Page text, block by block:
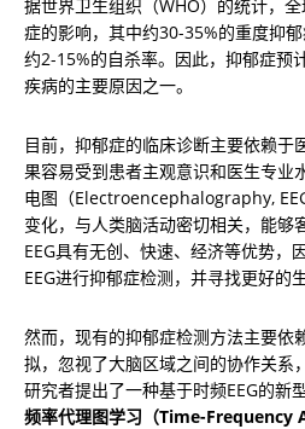
据世界卫生组织（WHO）的统计，
症的影响，其中约30-35%的重度抑
约2-15%的自杀率。因此，抑郁症预
疾病的主要原因之一。
目前，抑郁症的临床诊断主要依赖于
果容易受到患者主观意识和医生专业
电图（Electroencephalography,
变化，与人类脑活动密切相关，能够
EEG具有无创、快速、经济等优势，
EEG进行抑郁症检测，并寻找更好的
然而，现有的抑郁症检测方法主要依
拟，忽视了大脑区域之间的协作关系
研究者提出了一种基于时频EEG的
频率代理图学习（Time-